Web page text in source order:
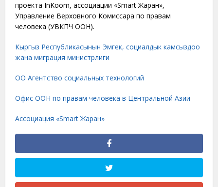
проекта InKoom, ассоциации «Smart Жаран»,
Управление Верховного Комиссара по правам
человека (УВКПЧ ООН).
Кыргыз Республикасынын Эмгек, социалдык камсыздоо
жана миграция министрлиги
ОО Агентство социальных технологий
Офис ООН по правам человека в Центральной Азии
Ассоциация «Smart Жаран»